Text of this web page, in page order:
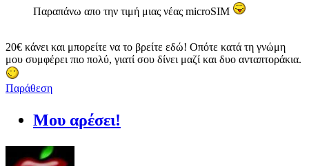
Παραπάνω απο την τιμή μιας νέας microSIM
20€ κάνει και μπορείτε να το βρείτε εδώ! Οπότε κατά τη γνώμη
μου συμφέρει πιο πολύ, γιατί σου δίνει μαζί και δυο ανταπτοράκια.
Παράθεση
Μου αρέσει!